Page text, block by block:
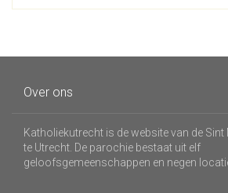
Over ons
Katholiekutrecht is de website van de
te Utrecht. De parochie bestaat uit elf
geloofsgemeenschappen en negen